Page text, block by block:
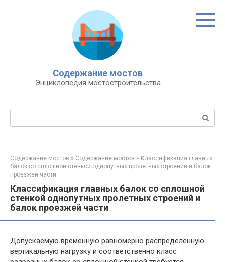
Содержание мостов
Энциклопедия мостостроительства
Поиск:
Содержание мостов » Содержание мостов » Классификация главных
балок со сплошной стенкой однопутных пролетных строений и балок
проезжей части
Классификация главных балок со сплошной
стенкой однопутных пролетных строений и
балок проезжей части
Допускаемую временную равномерно распределенную
вертикальную нагрузку и соответственно класс